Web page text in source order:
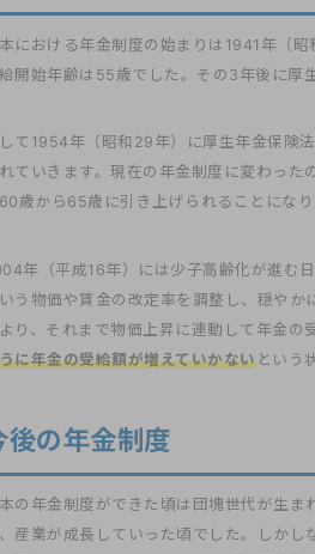
における年金制度の始まりは1941年（
開始年齢は55歳でした。その3年後に厚
て1954年（昭和29年）に厚生年金保険
ていきます。現在の年金制度に変わった
歳から65歳に引き上げられることになり
年（平成16年）には少子高齢化が進む
う物価や賃金の改定率を調整し、穏や
り、それまで物価上昇に連動して年金の
に年金の受給額が増えていかないという
後の年金制度
の年金制度ができた頃は団塊世代が生
産業が成長していった頃でした。しか